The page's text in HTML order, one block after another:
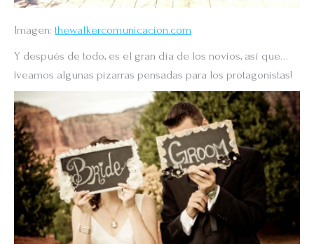
Imagen: thewalkercomunicacion.com
Y después de todo, es el gran día de los novios, así que…
¡veamos algunas pizarras pensadas para los protagonistas!